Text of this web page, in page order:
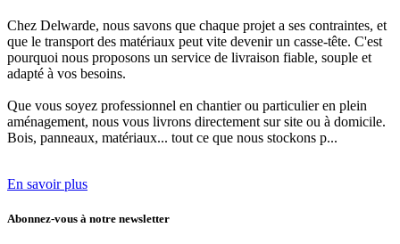
Chez Delwarde, nous savons que chaque projet a ses contraintes, et
que le transport des matériaux peut vite devenir un casse-tête. C'est
pourquoi nous proposons un service de livraison fiable, souple et
adapté à vos besoins.
Que vous soyez professionnel en chantier ou particulier en plein
aménagement, nous vous livrons directement sur site ou à domicile.
Bois, panneaux, matériaux... tout ce que nous stockons p...
En savoir plus
Abonnez-vous à notre newsletter